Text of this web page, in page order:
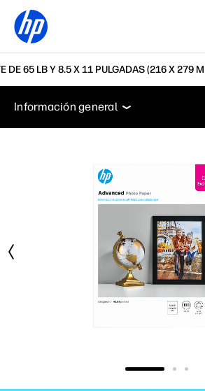
DE 65 LB Y 8.5 X 11 PULGADAS (216 X 279
Información general
Soporte
Información general